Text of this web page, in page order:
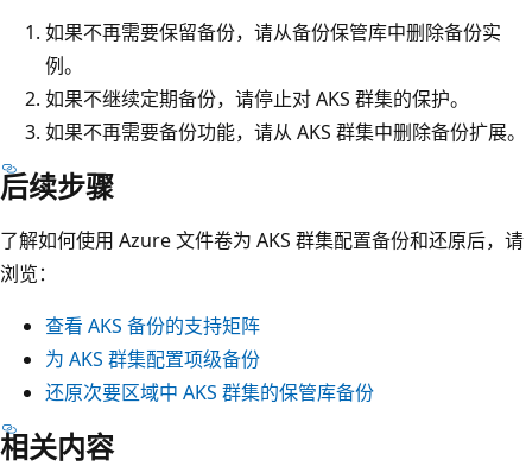
如果不再需要保留备份，请从备份保管库中删除备份实
例。
如果不继续定期备份，请停止对 AKS 群集的保护。
如果不再需要备份功能，请从 AKS 群集中删除备份扩展。
后续步骤
了解如何使用 Azure 文件卷为 AKS 群集配置备份和还原后，请
浏览：
查看 AKS 备份的支持矩阵
为 AKS 群集配置项级备份
还原次要区域中 AKS 群集的保管库备份
相关内容